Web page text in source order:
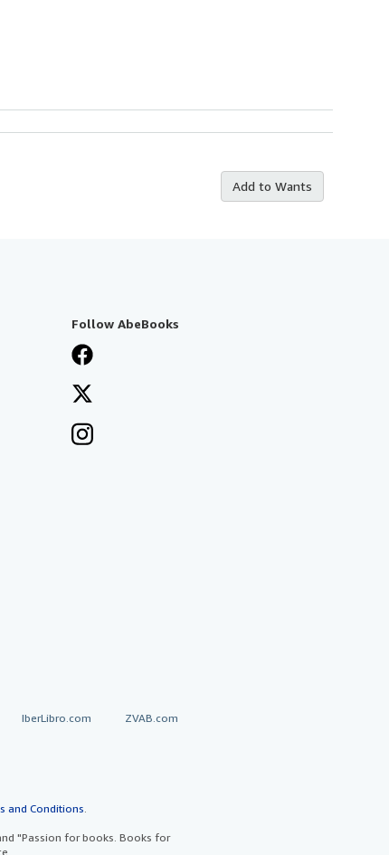
Add to Wants
Follow AbeBooks
IberLibro.com ZVAB.com
and Conditions.
"Passion for books. Books for